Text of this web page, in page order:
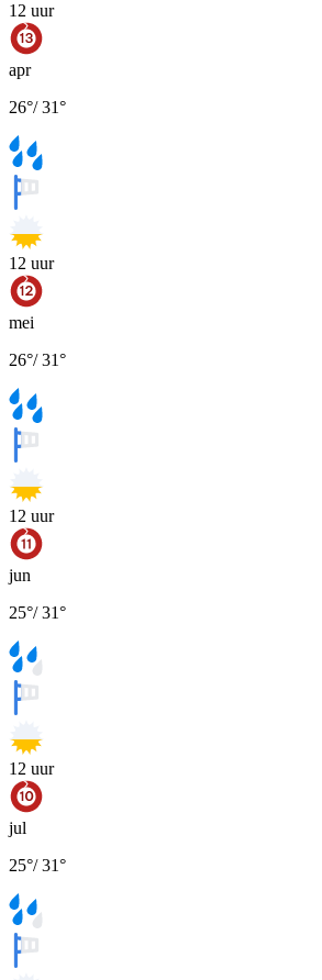
12 uur
apr
26°/31°
12 uur
mei
26°/31°
12 uur
jun
25°/31°
12 uur
jul
25°/31°